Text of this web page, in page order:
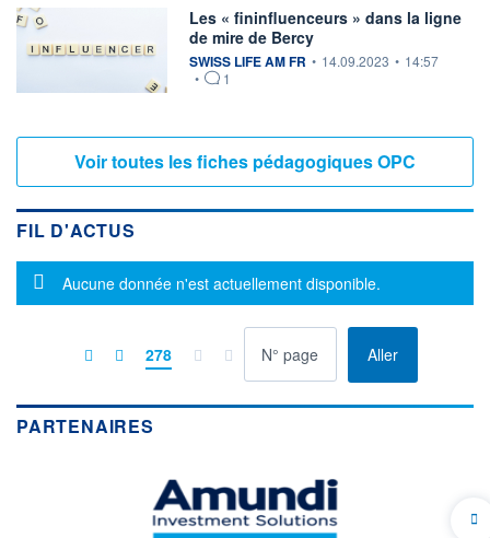
Les « fininfluenceurs » dans la ligne
de mire de Bercy
information fournie par
SWISS LIFE AM FR • 14.09.2023 • 14:57
•
1
Voir toutes les fiches pédagogiques OPC
FIL D'ACTUS
Message d'information
Aucune donnée n'est actuellement disponible.
278 Allerà la page
PARTENAIRES